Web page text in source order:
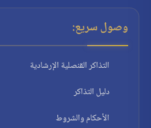
وصول سريع:
التذاكر القنصلية الإرشادية
دليل التذاكر
الأحكام والشروط